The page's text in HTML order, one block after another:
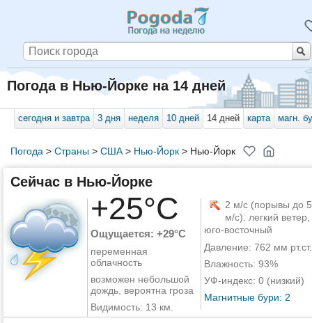
Погода в Нью-Йорке на 14 дней
сегодня и завтра 3 дня неделя 10 дней 14 дней карта магн.
Погода > Страны> США> Нью-Йорк> Нью-Йорк
Сейчас в Нью-Йорке
+25°C
Ощущается: +29°C
переменная
облачность
возможен небольшой
дождь, вероятна гроза
Видимость: 13 км.
2 м/с (порывы до 5
м/с). легкий ветер,
юго-восточный
Давление: 762 мм рт.ст.
Влажность: 93%
УФ-индекс: 0 (низкий)
Магнитные бури: 2